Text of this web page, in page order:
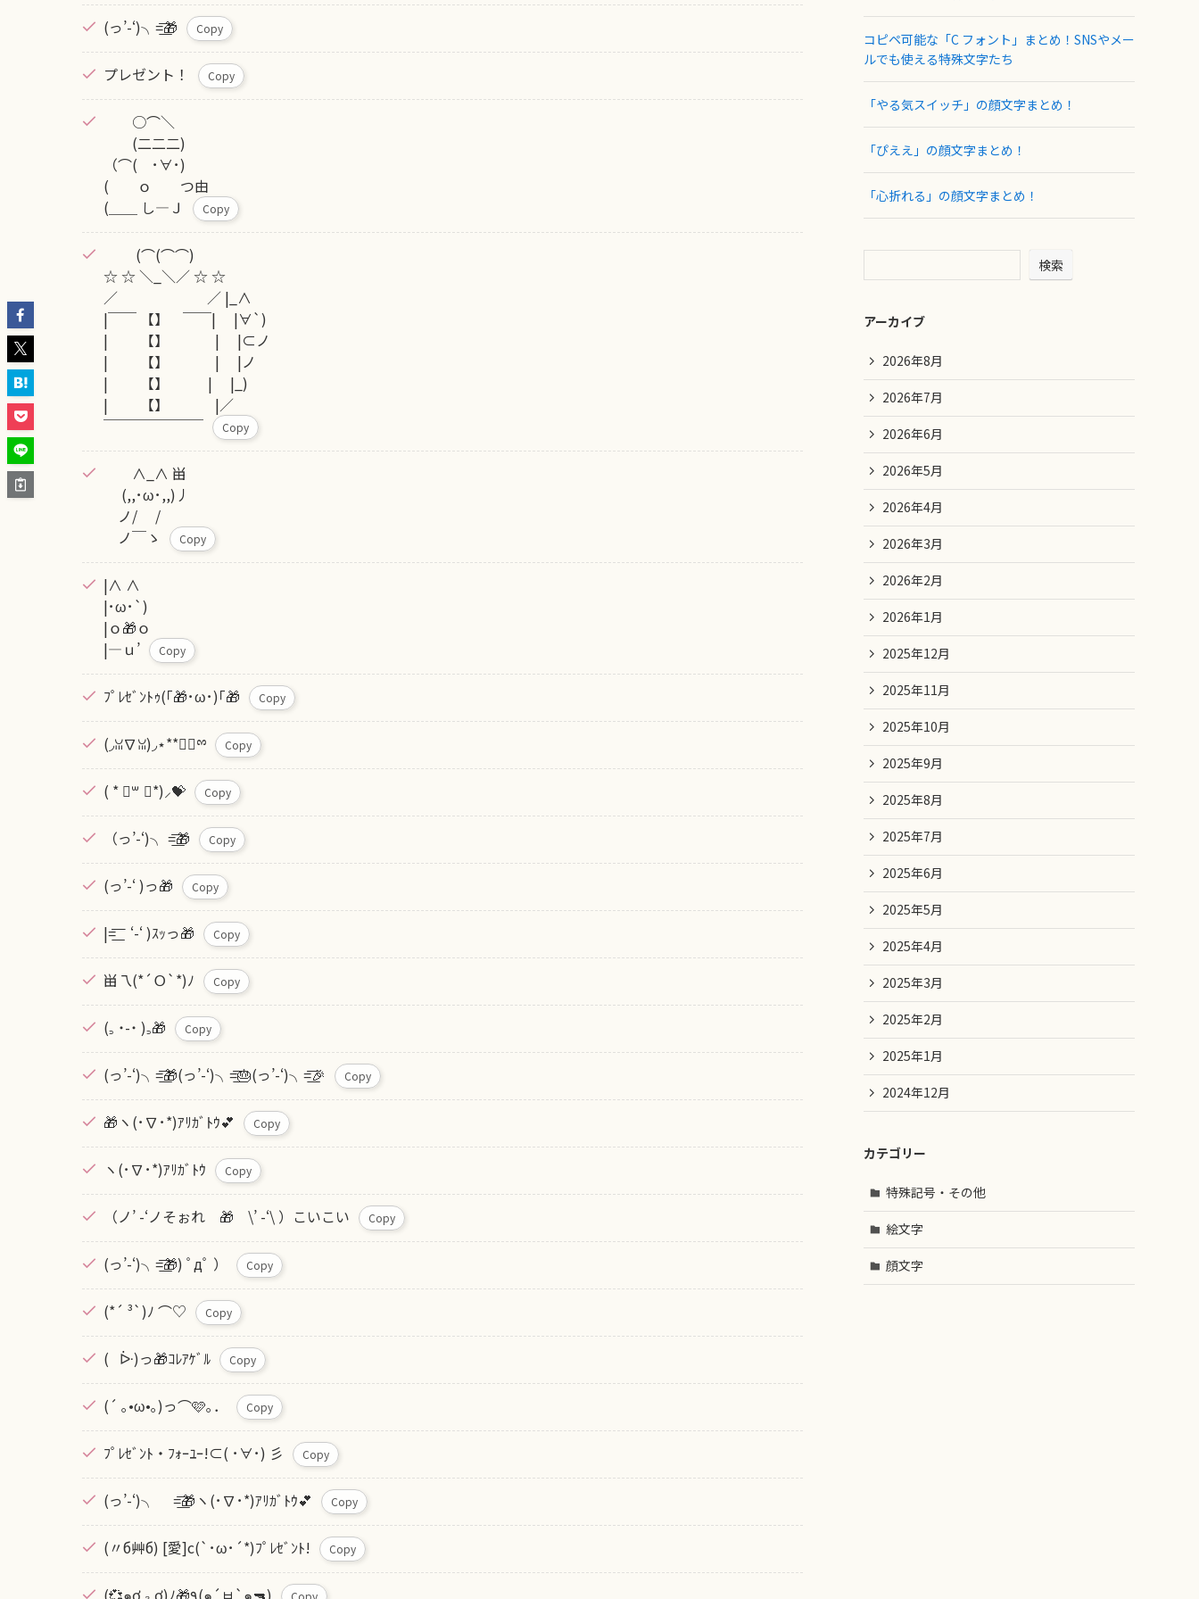
(っ’-‘)╮=͟͟͞͞🎁 Copy
プレゼント！ Copy
○⌒＼
(二二二)
（⌒( ･∀･)
( ｏ つ由
(＿＿ し―Ｊ
Copy
(⌒(⌒⌒)
☆ ☆ ＼_＼／ ☆ ☆
／ ／ |_∧
|￣￣ 【】 ￣￣| |∀`)
| 【】 | |⊂ノ
| 【】 | |ノ
| 【】 | |_)
| 【】 |／
￣￣￣￣￣￣￣
Copy
∧_∧ 畄
(,,･ω･,,)丿
ノ/ /
ノ￣ゝ
Copy
|∧ ∧
|･ω･`)
|ｏ🎁ｏ
|―ｕ’
Copy
ﾌﾟﾚｾﾞﾝﾄｩ(｢🎁･ω･)｢🎁 Copy
(◞ꈍ∇ꈍ)◞⋆**✚⃞ྉ Copy
( * ॑꒳ ॑*)⸝💝 Copy
（っ’-‘)╮ =͟͟͞͞🎁 Copy
(っ’-‘ )っ🎁 Copy
|=͟͟͞͞ ‘-‘ )ｽｯっ🎁 Copy
畄乁(*´Ｏ`*)ﾉ Copy
(꜆ ˙-˙ )꜆🎁 Copy
(っ’-‘)╮=͟͟͞͞🎁(っ’-‘)╮=͟͟͞͞🎂(っ’-‘)╮=͟͟͞͞🎉 Copy
🎁ヽ(･∇･*)ｱﾘｶﾞﾄｳ💕 Copy
ヽ(･∇･*)ｱﾘｶﾞﾄｳ Copy
（ノ’ -‘ノそぉれ 🎁 \’ -‘\ ）こいこい Copy
(っ’-‘)╮=͟͟͞͞🎁) ﾟдﾟ ） Copy
(*´ ³`)ﾉ ⌒♡ Copy
( ᐕ)っ🎁ｺﾚｱｹﾞﾙ Copy
(´ ｡•ω•｡)っ⌒🩷｡． Copy
ﾌﾟﾚｾﾞﾝﾄ・ﾌｫｰﾕｰ!⊂( ･∀･) 彡 Copy
(っ’-‘)╮ =͟͟͞͞🎁ヽ(･∇･*)ｱﾘｶﾞﾄｳ💕 Copy
(〃б艸б) [愛]c(`･ω･´*)ﾌﾟﾚｾﾞﾝﾄ! Copy
コピペ可能な「C フォント」まとめ！SNSやメー
ルでも使える特殊文字たち
「やる気スイッチ」の顔文字まとめ！
「ぴええ」の顔文字まとめ！
「心折れる」の顔文字まとめ！
検索
アーカイブ
2026年8月
2026年7月
2026年6月
2026年5月
2026年4月
2026年3月
2026年2月
2026年1月
2025年12月
2025年11月
2025年10月
2025年9月
2025年8月
2025年7月
2025年6月
2025年5月
2025年4月
2025年3月
2025年2月
2025年1月
2024年12月
カテゴリー
特殊記号・その他
絵文字
顔文字